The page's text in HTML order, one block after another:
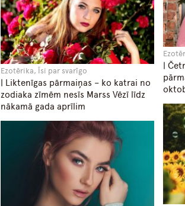
|
Ezotērika, Īsi par svarīgo
| Liktenīgas pārmaiņas – ko katrai no
zodiaka zīmēm nesīs Marss Vēzī līdz
nākamā gada aprīlim